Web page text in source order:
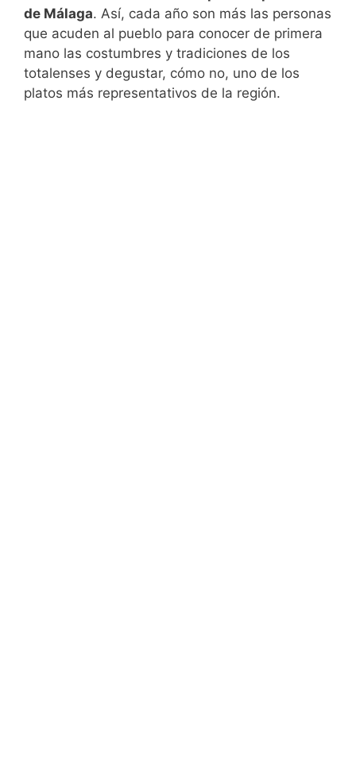
de Málaga. Así, cada año son más las personas
que acuden al pueblo para conocer de primera
mano las costumbres y tradiciones de los
totalenses y degustar, cómo no, uno de los
platos más representativos de la región.